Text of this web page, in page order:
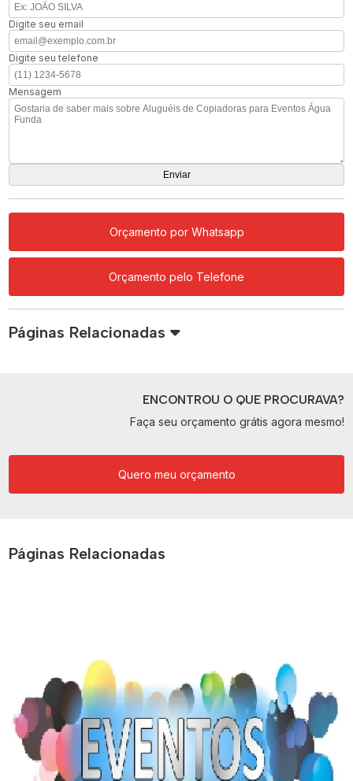
Digite seu email
Digite seu telefone
Mensagem
Orçamento por Whatsapp
Orçamento pelo Telefone
Páginas Relacionadas
ENCONTROU O QUE PROCURAVA?
Faça seu orçamento grátis agora mesmo!
Quero meu orçamento
Páginas Relacionadas